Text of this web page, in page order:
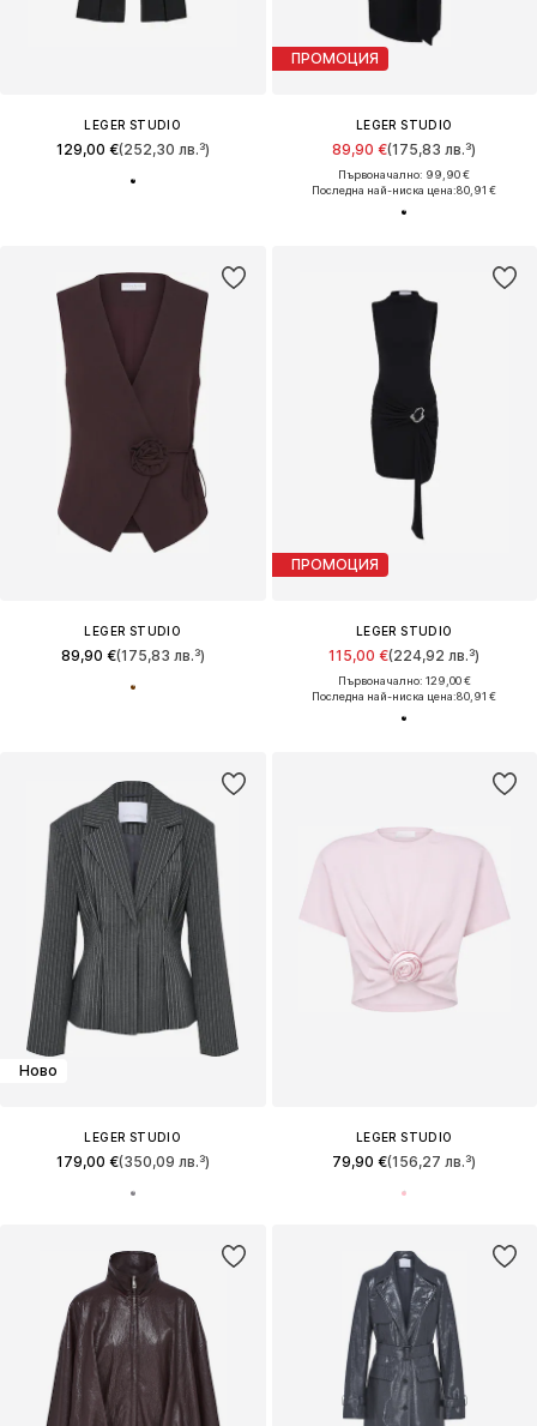
LEGER STUDIO
129,00 €(252,30 лв.³)
ПРОМОЦИЯ
LEGER STUDIO
89,90 €(175,83 лв.³)
Първоначално: 99,90 €
Последна най-ниска цена:80,91 €
LEGER STUDIO
89,90 €(175,83 лв.³)
ПРОМОЦИЯ
LEGER STUDIO
115,00 €(224,92 лв.³)
Първоначално: 129,00 €
Последна най-ниска цена:80,91 €
Ново
LEGER STUDIO
179,00 €(350,09 лв.³)
LEGER STUDIO
79,90 €(156,27 лв.³)